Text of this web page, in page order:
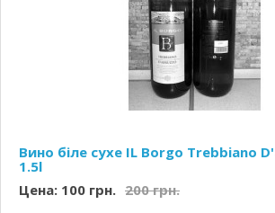
Вино біле сухе IL Borgo Trebbiano
1.5l
Цена: 100 грн. 200 грн.